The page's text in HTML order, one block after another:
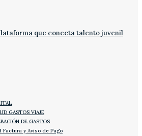
que conecta talento juvenil
GASTOS VIAJE
DE GASTOS
Factura y Aviso de Pago